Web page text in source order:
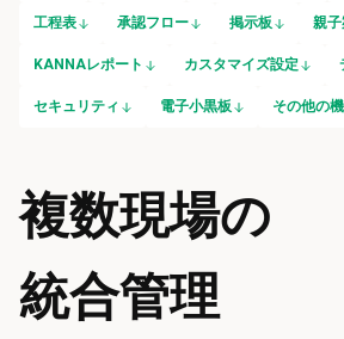
工程表 承認フロー 掲示板 親
KANNAレポート カスタマイズ設定
セキュリティ 電子小黒板 その他の
複数現場の
統合管理